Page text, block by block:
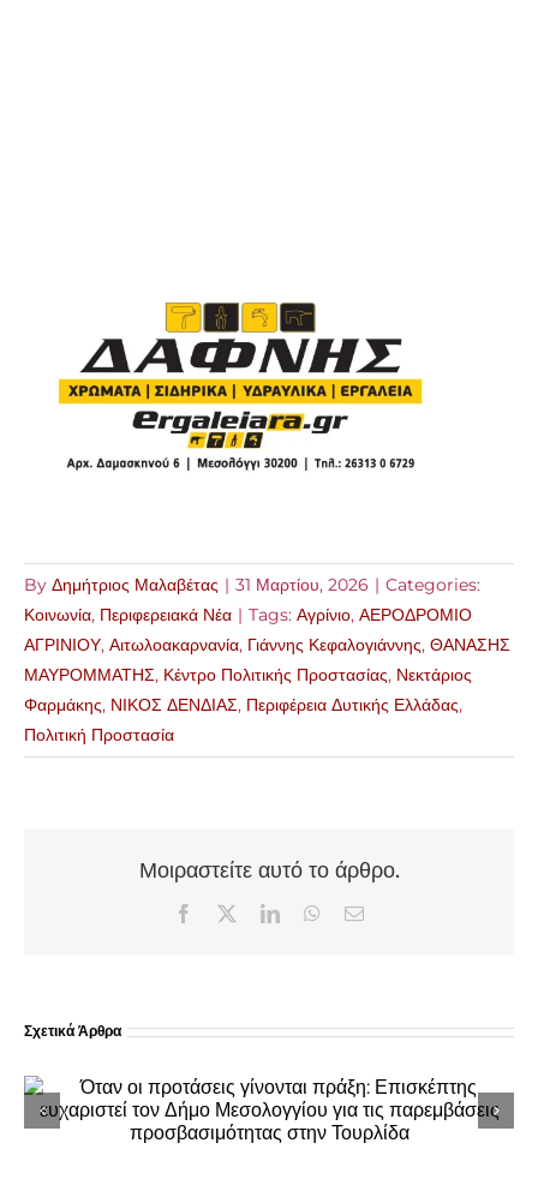
By Δημήτριος Μαλαβέτας | 31 Μαρτίου, 2026 | Categories:
Κοινωνία, Περιφερειακά Νέα | Tags: Αγρίνιο, ΑΕΡΟΔΡΟΜΙΟ
ΑΓΡΙΝΙΟΥ, Αιτωλοακαρνανία, Γιάννης Κεφαλογιάννης, ΘΑΝΑΣΗΣ
ΜΑΥΡΟΜΜΑΤΗΣ, Κέντρο Πολιτικής Προστασίας, Νεκτάριος
Φαρμάκης, ΝΙΚΟΣ ΔΕΝΔΙΑΣ, Περιφέρεια Δυτικής Ελλάδας,
Πολιτική Προστασία
Μοιραστείτε αυτό το άρθρο.
Facebook LinkedInWhatsApp
Email
Σχετικά Άρθρα
Δήμος Ακτίου – Βόνιτσας: Μήνυμα του
Σωτήριου Καπότη για την ολοκλήρωση της
σχολικής χρονιάς στους Παιδικούς